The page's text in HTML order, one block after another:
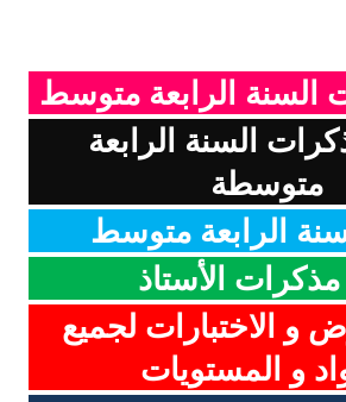
السنة الرابعة متوسط
السنة الرابعة
متوسطة
الرابعة متوسط
الأستاذ
و الاختبارات لجميع
و المستويات